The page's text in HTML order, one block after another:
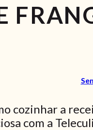
cozinhar a
com a